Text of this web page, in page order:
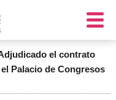
el contrato
Palacio de Congresos